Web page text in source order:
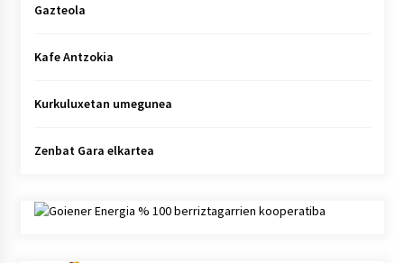
Gazteola
Kafe Antzokia
Kurkuluxetan umegunea
Zenbat Gara elkartea